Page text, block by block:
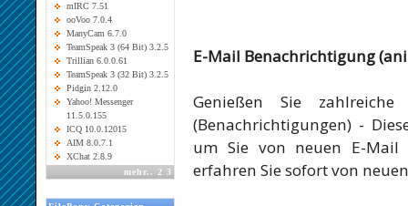
mIRC 7.51
ooVoo 7.0.4
ManyCam 6.7.0
TeamSpeak 3 (64 Bit) 3.2.5
Trillian 6.0.0.61
TeamSpeak 3 (32 Bit) 3.2.5
Pidgin 2.12.0
Yahoo! Messenger
11.5.0.155
ICQ 10.0.12015
AIM 8.0.7.1
XChat 2.8.9
mehr.. 2 3
E-Mail Benachrichtigung
Genießen Sie
(Benachrichtigungen) -
um Sie von neuen E-Mail
erfahren Sie sofort von